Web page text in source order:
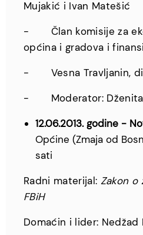
Mujakić i Ivan Matešić
- Član komisije za
općina i gradova i
- Vesna Travljanin,
- Moderator: Dženita
12.06.2013. godine -
Općine (Zmaja od
sati
Radni materijal: Zakon o
FBiH
Domaćin i lider: Nedžad